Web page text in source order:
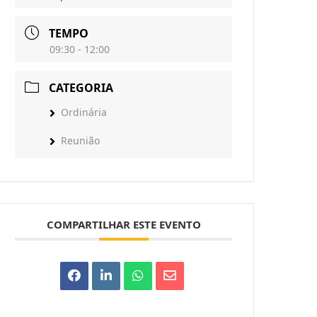
TEMPO
09:30 - 12:00
CATEGORIA
Ordinária
Reunião
COMPARTILHAR ESTE EVENTO